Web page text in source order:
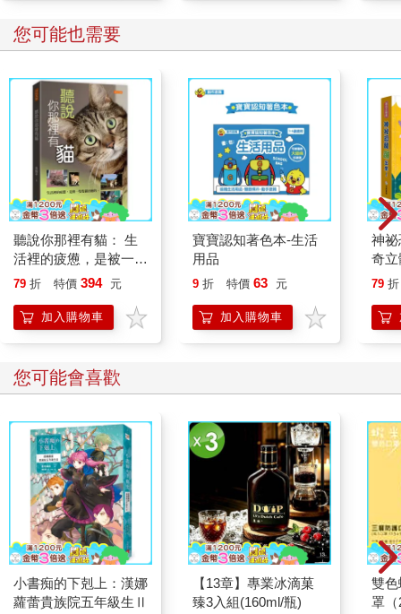
您可能也需要
聽說你那裡有貓： 生
活裡的疲憊，是被一隻
隻貓治癒的。
79 折 特價 394 元
加入購物車
寶寶認知著色本-生活
用品
9 折 特價 63 元
加入購物車
神
奇
79 折
您可能會喜歡
小書痴的下剋上：漢娜
蘿蕾貴族院五年級生Ⅱ
【13章】專業冰滴菓
臻3入組(160ml/瓶)
雙
罩（